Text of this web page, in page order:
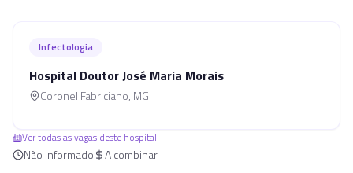
Infectologia
Hospital Doutor José Maria Morais
Coronel Fabriciano, MG
Ver todas as vagas deste hospital
Não informado A combinar